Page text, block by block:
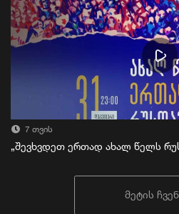
7 თვის
„შევხვდეთ ერთად ახალ წელს
მეტის